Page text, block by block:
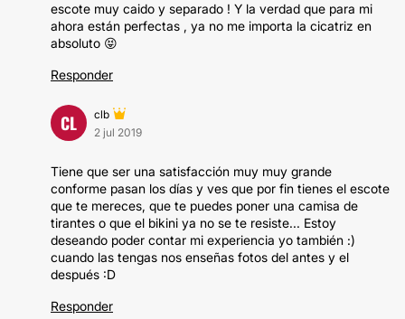
escote muy caido y separado ! Y la verdad que para mi
ahora están perfectas , ya no me importa la cicatriz en
absoluto 😝
Responder
CL
clb
2 jul 2019
Tiene que ser una satisfacción muy muy grande
conforme pasan los días y ves que por fin tienes el escote
que te mereces, que te puedes poner una camisa de
tirantes o que el bikini ya no se te resiste... Estoy
deseando poder contar mi experiencia yo también :)
cuando las tengas nos enseñas fotos del antes y el
después :D
Responder